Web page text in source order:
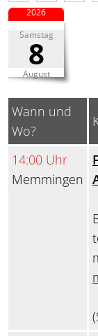
Samstag
8
August
2026
Wann und
Wo?
14:00 Uhr
Memmingen